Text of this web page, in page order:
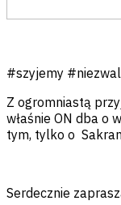
#szyjemy
Z ogromniastą
właśnie ON dba o
tym, tylko o
Serdecznie